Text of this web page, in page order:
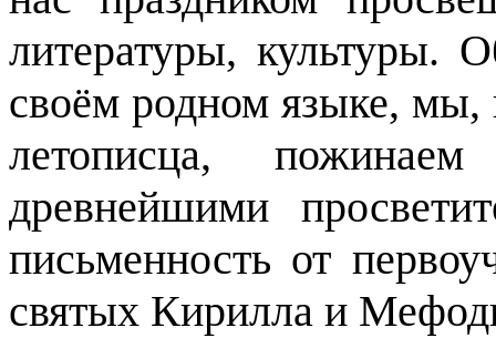
литературы, культуры.
своём родном языке, мы,
летописца,
древнейшими
письменность от
святых Кирилла и